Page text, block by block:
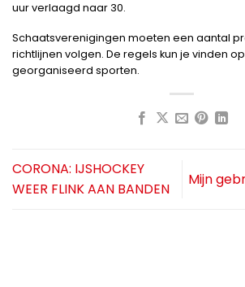
uur verlaagd naar 30.
Schaatsverenigingen moeten een aantal
richtlijnen volgen. De regels kun je vinden
georganiseerd sporten.
CORONA: IJSHOCKEY
WEER FLINK AAN BANDEN
Mijn